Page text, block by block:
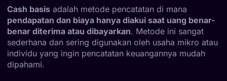
Cash basis adalah metode pencatatan di mana
pendapatan dan biaya hanya diakui saat uang benar-
benar diterima atau dibayarkan. Metode ini sangat
sederhana dan sering digunakan oleh usaha mikro atau
individu yang ingin pencatatan keuangannya mudah
dipahami.